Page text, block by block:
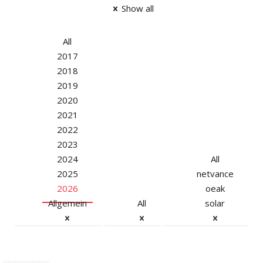
Show all
All
2017
2018
2019
2020
2021
2022
2023
2024
2025
2026
Allgemein
All
All
netvance
oeak
solar